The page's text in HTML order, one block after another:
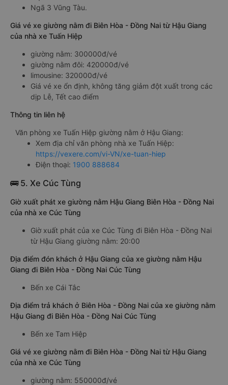
Ngã 3 Vũng Tàu.
Giá vé xe giường nằm đi Biên Hòa - Đồng Nai từ Hậu Giang
của nhà xe Tuấn Hiệp
giường nằm: 300000đ/vé
giường nằm đôi: 420000đ/vé
limousine: 320000đ/vé
Giá vé xe ổn định, không tăng giảm đột xuất trong các
dịp Lễ, Tết cao điểm
Thông tin liên hệ
Văn phòng xe Tuấn Hiệp giường nằm ở Hậu Giang:
Xem địa chỉ văn phòng nhà xe Tuấn Hiệp:
https://vexere.com/vi-VN/xe-tuan-hiep
Điện thoại: 1900 888684
🚌 5. Xe Cúc Tùng
Giờ xuất phát xe giường nằm Hậu Giang Biên Hòa - Đồng Nai
của nhà xe Cúc Tùng
Giờ xuất phát của xe Cúc Tùng đi Biên Hòa - Đồng Nai
từ Hậu Giang giường nằm: 20:00
Địa điểm đón khách ở Hậu Giang của xe giường nằm Hậu
Giang đi Biên Hòa - Đồng Nai Cúc Tùng
Bến xe Cái Tắc
Địa điểm trả khách ở Biên Hòa - Đồng Nai của xe giường nằm
Hậu Giang đi Biên Hòa - Đồng Nai Cúc Tùng
Bến xe Tam Hiệp
Giá vé xe giường nằm đi Biên Hòa - Đồng Nai từ Hậu Giang
của nhà xe Cúc Tùng
giường nằm: 550000đ/vé